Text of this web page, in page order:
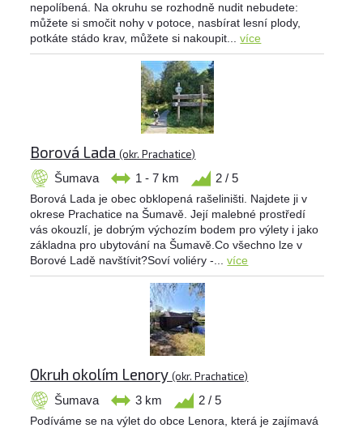
nepolíbená. Na okruhu se rozhodně nudit nebudete:
můžete si smočit nohy v potoce, nasbírat lesní plody,
potkáte stádo krav, můžete si nakoupit...více
Borová Lada(okr. Prachatice)
Šumava 1 - 7 km 2 / 5
Borová Lada je obec obklopená rašeliništi. Najdete ji v
okrese Prachatice na Šumavě. Její malebné prostředí
vás okouzlí, je dobrým výchozím bodem pro výlety i jako
základna pro ubytování na Šumavě.Co všechno lze v
Borové Ladě navštívit?Soví voliéry -...více
Okruh okolím Lenory(okr. Prachatice)
Šumava 3 km 2 / 5
Podíváme se na výlet do obce Lenora, která je zajímavá